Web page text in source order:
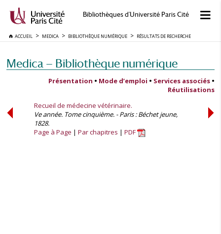
Bibliothèques d'Université Paris Cité
ACCUEIL MEDICA BIBLIOTHÈQUE NUMÉRIQUE RÉSULTATS DE RECHERCHE
Medica — Bibliothèque numérique
Présentation • Mode d’emploi • Services associés •
Réutilisations
Recueil de médecine vétérinaire.
Ve année. Tome cinquième. - Paris : Béchet jeune,
1828.
Page à Page
Par chapitres PDF